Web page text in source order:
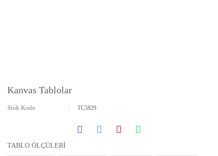
Kanvas Tablolar
Stok Kodu TC5829
TABLO ÖLÇÜLERİ